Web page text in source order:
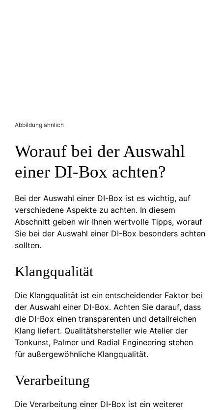
Abbildung ähnlich
Worauf bei der Auswahl
einer DI-Box achten?
Bei der Auswahl einer DI-Box ist es wichtig, auf
verschiedene Aspekte zu achten. In diesem
Abschnitt geben wir Ihnen wertvolle Tipps, worauf
Sie bei der Auswahl einer DI-Box besonders achten
sollten.
Klangqualität
Die Klangqualität ist ein entscheidender Faktor bei
der Auswahl einer DI-Box. Achten Sie darauf, dass
die DI-Box einen transparenten und detailreichen
Klang liefert. Qualitätshersteller wie Atelier der
Tonkunst, Palmer und Radial Engineering stehen
für außergewöhnliche Klangqualität.
Verarbeitung
Die Verarbeitung einer DI-Box ist ein weiterer